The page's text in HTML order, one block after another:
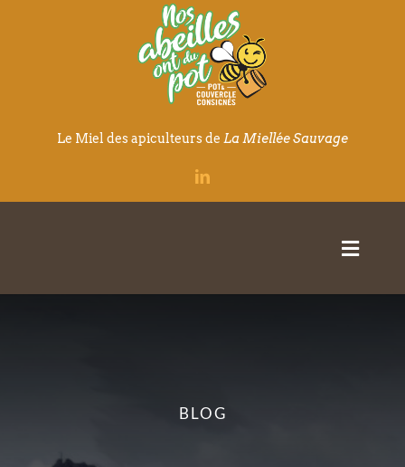
Le Miel des apiculteurs de La Miellée Sauvage
Toggle
BLOG